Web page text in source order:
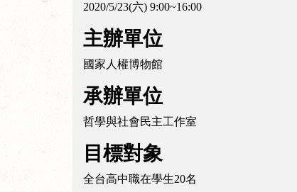
2020/5/23(六) 9:00~16:00
主辦單位
國家人權博物館
承辦單位
哲學與社會民主工作室
目標對象
全台高中職在學生20名